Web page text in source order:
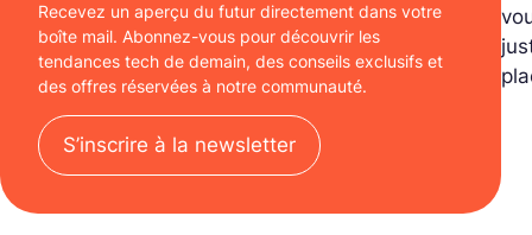
Recevez un aperçu du futur directement dans votre
boîte mail. Abonnez-vous pour découvrir les
tendances tech de demain, des conseils exclusifs et
des offres réservées à notre communauté.
S’inscrire à la newsletter